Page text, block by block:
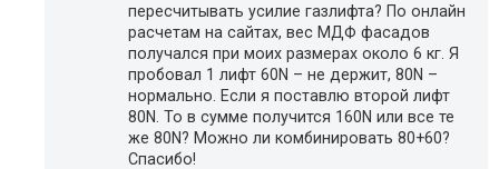
пересчитывать усилие газлифта? По онлайн
расчетам на сайтах, вес МДФ фасадов
получался при моих размерах около 6 кг. Я
пробовал 1 лифт 60N – не держит, 80N –
нормально. Если я поставлю второй лифт
80N. То в сумме получится 160N или все те
же 80N? Можно ли комбинировать 80+60?
Спасибо!